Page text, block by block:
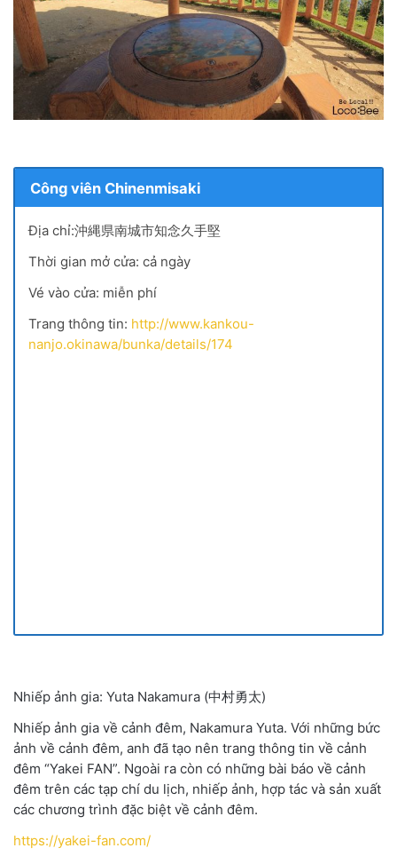
Công viên Chinenmisaki
Địa chỉ:沖縄県南城市知念久手堅
Thời gian mở cửa: cả ngày
Vé vào cửa: miễn phí
Trang thông tin: http://www.kankou-
nanjo.okinawa/bunka/details/174
Nhiếp ảnh gia: Yuta Nakamura (中村勇太)
Nhiếp ảnh gia về cảnh đêm, Nakamura Yuta. Với những bức
ảnh về cảnh đêm, anh đã tạo nên trang thông tin về cảnh
đêm “Yakei FAN”. Ngoài ra còn có những bài báo về cảnh
đêm trên các tạp chí du lịch, nhiếp ảnh, hợp tác và sản xuất
các chương trình đặc biệt về cảnh đêm.
https://yakei-fan.com/